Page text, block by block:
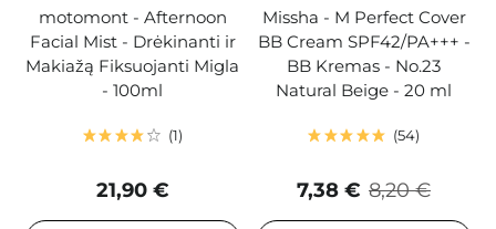
motomont - Afternoon
Facial Mist - Drėkinanti ir
Makiažą Fiksuojanti Migla
- 100ml
1
21,90 €
Missha - M Perfect Cover
BB Cream SPF42/PA+++ -
BB Kremas - No.23
Natural Beige - 20 ml
54
8,20 €
7,38 €